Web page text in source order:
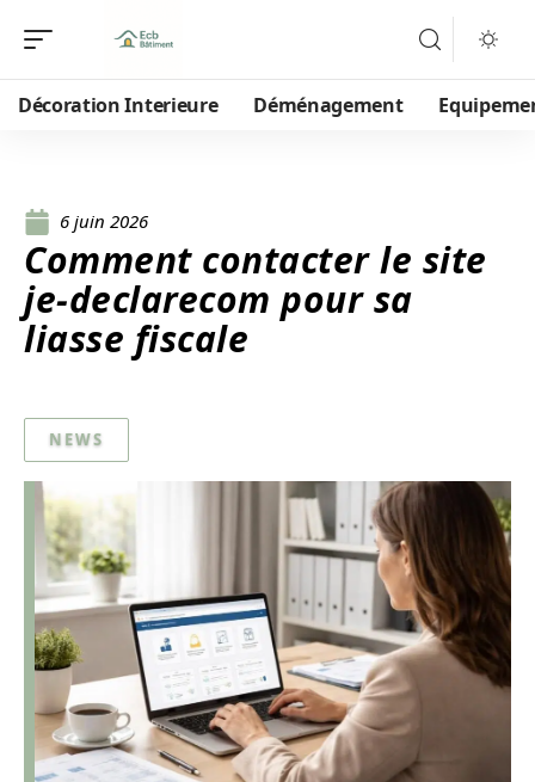
Décoration Interieure Déménagement
6 juin 2026
Comment contacter le site
je-declarecom pour sa
liasse fiscale
NEWS